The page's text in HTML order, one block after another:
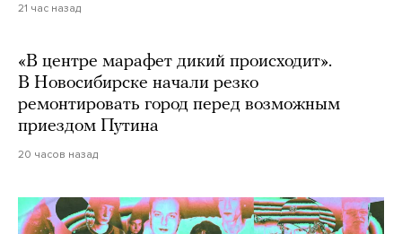
21 час назад
«В центре марафет дикий происходит».
В Новосибирске начали резко
ремонтировать город перед возможным
приездом Путина
20 часов назад